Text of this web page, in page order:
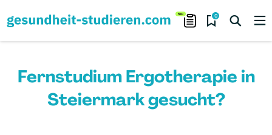
0
Fernstudium Ergotherapie in
Steiermark gesucht?